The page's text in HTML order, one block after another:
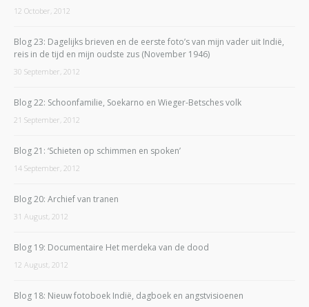
12 October, 2012
Blog 23: Dagelijks brieven en de eerste foto’s van mijn vader uit Indië,
reis in de tijd en mijn oudste zus (November 1946)
30 September, 2012
Blog 22: Schoonfamilie, Soekarno en Wieger-Betsches volk
21 September, 2012
Blog 21: ‘Schieten op schimmen en spoken’
14 September, 2012
Blog 20: Archief van tranen
31 August, 2012
Blog 19: Documentaire Het merdeka van de dood
12 August, 2012
Blog 18: Nieuw fotoboek Indië, dagboek en angstvisioenen